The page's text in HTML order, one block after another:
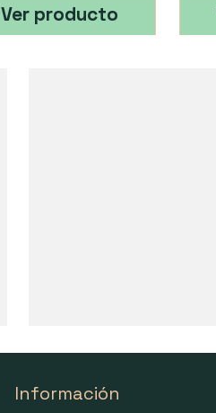
Ver producto
Información